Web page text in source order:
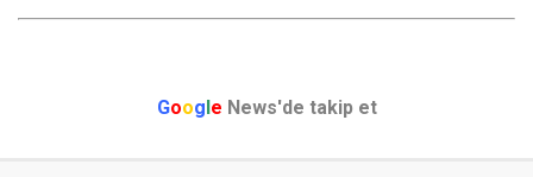
Google News'de takip et